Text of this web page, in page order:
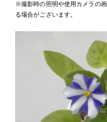
※撮影時の照明や使用カメラの
る場合がございます。